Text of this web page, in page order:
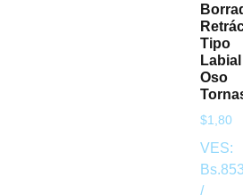
Tipo
Labial
Oso
$1,80
VES:
Bs.
/